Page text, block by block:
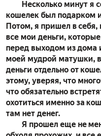
Несколько минут я
кошелек был подарком
Потом, я пришел в
все мои деньги,
перед выходом из дома
моей мудрой матушки,
деньги отдельно от
этому, уверяя, что
что обязательно
охотиться именно за
там нет денег.
Я прошел еще не